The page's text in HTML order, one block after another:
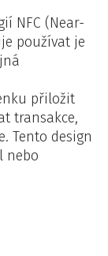
NFC (Near-
používat je
přiložit
transakce,
Tento design
nebo